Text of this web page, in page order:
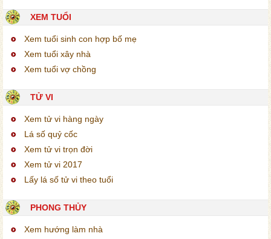
XEM TUỔI
Xem tuổi sinh con hợp bố mẹ
Xem tuổi xây nhà
Xem tuổi vợ chồng
TỬ VI
Xem tử vi hàng ngày
Lá số quỷ cốc
Xem tử vi trọn đời
Xem tử vi 2017
Lấy lá số tử vi theo tuổi
PHONG THỦY
Xem hướng làm nhà